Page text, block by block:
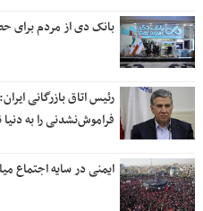
بانک دی از مردم برای
رئیس اتاق بازرگانی
فراموش‌نشدنی را به
ایمنی در سایه اجتماع